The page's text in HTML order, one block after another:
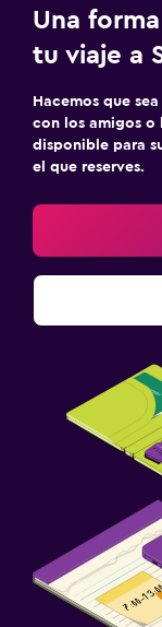
Una
tu viaje a
Hacemos que
con los amigos o
disponible para
el que reserves.